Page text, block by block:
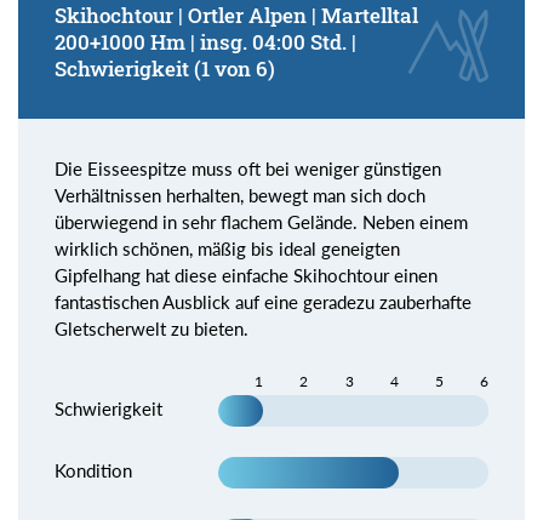
Skihochtour | Ortler Alpen | Martelltal
200+1000 Hm | insg. 04:00 Std. |
Schwierigkeit (1 von 6)
Die Eisseespitze muss oft bei weniger günstigen
Verhältnissen herhalten, bewegt man sich doch
überwiegend in sehr flachem Gelände. Neben einem
wirklich schönen, mäßig bis ideal geneigten
Gipfelhang hat diese einfache Skihochtour einen
fantastischen Ausblick auf eine geradezu zauberhafte
Gletscherwelt zu bieten.
1 2 3 4 5 6
Schwierigkeit
Kondition